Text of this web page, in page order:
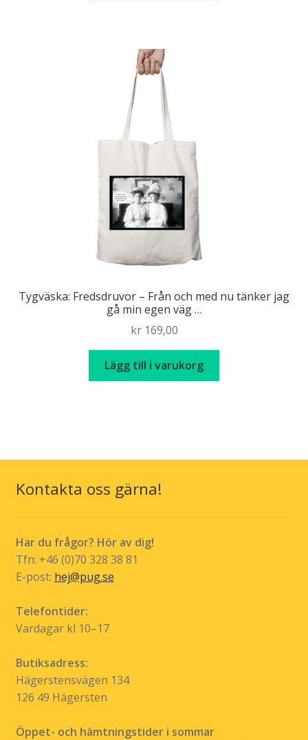
Tygväska: Fredsdruvor – Från och med nu tänker jag
gå min egen väg …
kr169,00
Lägg till i varukorg
Kontakta oss gärna!
Har du frågor? Hör av dig!
Tfn: +46 (0)70 328 38 81
E-post: hej@pug.se
Telefontider:
Vardagar kl 10–17
Butiksadress:
Hägerstensvägen 134
126 49 Hägersten
Öppet- och hämtningstider i sommar